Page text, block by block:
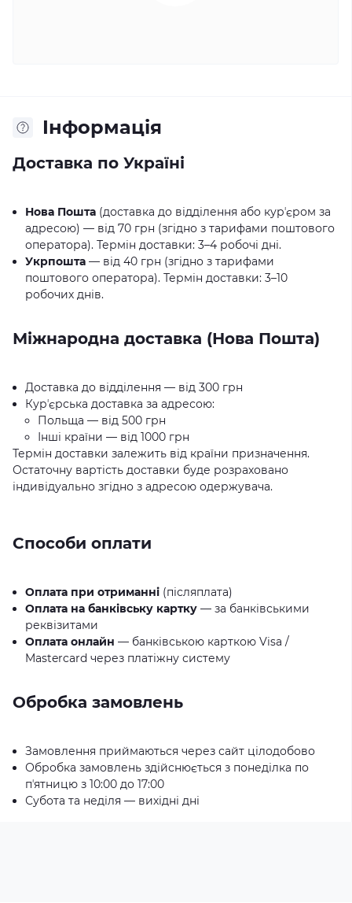
Iнформація
Доставка по Україні
Нова Пошта (доставка до відділення або курʼєром за
адресою) — від 70 грн (згідно з тарифами поштового
оператора). Термін доставки: 3–4 робочі дні.
Укрпошта — від 40 грн (згідно з тарифами
поштового оператора). Термін доставки: 3–10
робочих днів.
Міжнародна доставка (Нова Пошта)
Доставка до відділення — від 300 грн
Курʼєрська доставка за адресою:
Польща — від 500 грн
Інші країни — від 1000 грн
Термін доставки залежить від країни призначення.
Остаточну вартість доставки буде розраховано
індивідуально згідно з адресою одержувача.
Способи оплати
Оплата при отриманні (післяплата)
Оплата на банківську картку — за банківськими
реквізитами
Оплата онлайн — банківською карткою Visa /
Mastercard через платіжну систему
Обробка замовлень
Замовлення приймаються через сайт цілодобово
Обробка замовлень здійснюється з понеділка по
пʼятницю з 10:00 до 17:00
Субота та неділя — вихідні дні